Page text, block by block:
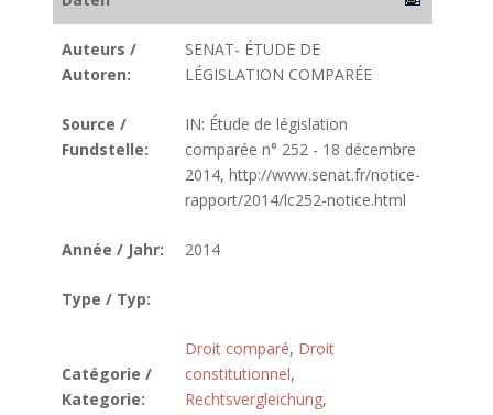
Auteurs /
Autoren:
SENAT- ÉTUDE DE
LÉGISLATION COMPARÉE
Source /
Fundstelle:
IN: Étude de législation
comparée n° 252 - 18 décembre
2014, http://www.senat.fr/notice-
rapport/2014/lc252-notice.html
Année / Jahr: 2014
Type / Typ:
Catégorie /
Kategorie:
Droit comparé, Droit
constitutionnel,
Rechtsvergleichung,